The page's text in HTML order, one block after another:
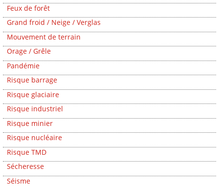
Feux de forêt
Grand froid / Neige / Verglas
Mouvement de terrain
Orage / Grêle
Pandémie
Risque barrage
Risque glaciaire
Risque industriel
Risque minier
Risque nucléaire
Risque TMD
Sécheresse
Séisme